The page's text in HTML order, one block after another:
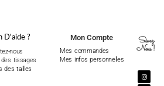
D'aide ?
nous
des tissages
des tailles
Mon Compte
Mes commandes
Mes infos personnelles
Suivez
Nous !